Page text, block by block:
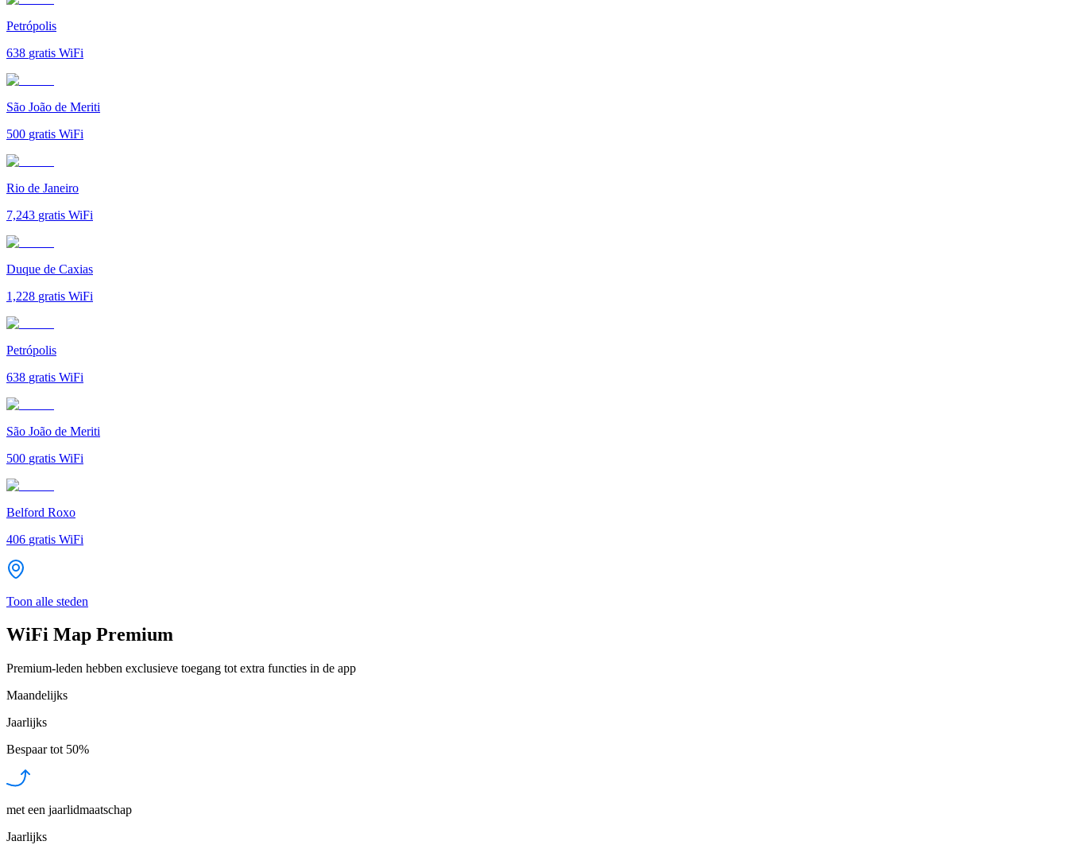
Petrópolis
638 gratis WiFi
São João de Meriti
500 gratis WiFi
Rio de Janeiro
7,243 gratis WiFi
Duque de Caxias
1,228 gratis WiFi
Petrópolis
638 gratis WiFi
São João de Meriti
500 gratis WiFi
Belford Roxo
406 gratis WiFi
Toon alle steden
WiFi Map Premium
Premium-leden hebben exclusieve toegang tot extra functies in de app
Maandelijks
Jaarlijks
Bespaar tot 50%
met een jaarlidmaatschap
Jaarlijks